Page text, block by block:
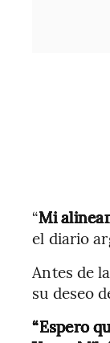
“Mi
el diario
Antes de
su deseo
“Espero